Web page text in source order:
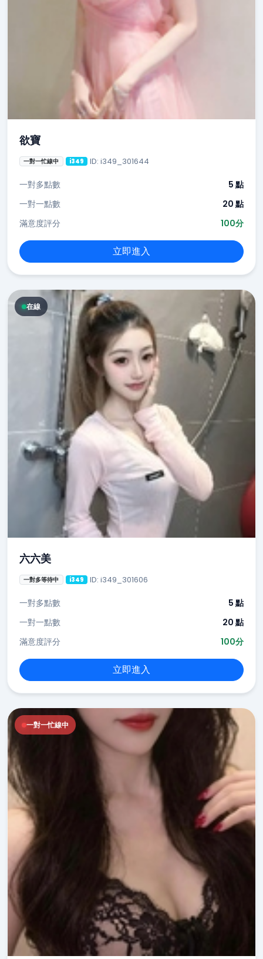
欲寶
一對一忙線中 i349 ID: i349_301644
一對多點數
5 點
一對一點數
20 點
滿意度評分
100分
立即進入
在線
六六美
一對多等待中 i349 ID: i349_301606
一對多點數
5 點
一對一點數
20 點
滿意度評分
100分
立即進入
一對一忙線中